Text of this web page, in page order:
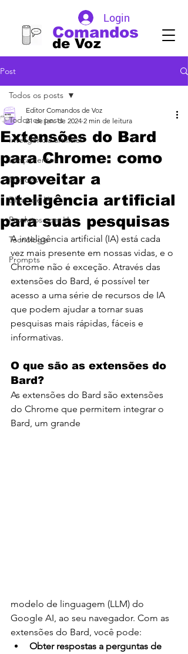
de Voz
Comandos
Login
Post
Todos os posts
Inteligência artificial
Lançamentos
Noticias
DIcas de IA
Produtos com IA
Tecnologia
Prompts
Todos os posts
Extensões do Bard
para Chrome: como
aproveitar a
inteligência artificial
para suas pesquisas
Editor Comandos de Voz
21 de jan. de 2024 2 min de leitura
A inteligência artificial (IA) está cada
vez mais presente em nossas vidas, e o
Chrome não é exceção. Através das
extensões do Bard, é possível ter
acesso a uma série de recursos de IA
que podem ajudar a tornar suas
pesquisas mais rápidas, fáceis e
informativas.
O que são as extensões do
Bard?
As extensões do Bard são extensões
do Chrome que permitem integrar o
Bard, um grande
modelo de linguagem (LLM) do
Google AI, ao seu navegador. Com as
extensões do Bard, você pode:
Obter respostas a perguntas de